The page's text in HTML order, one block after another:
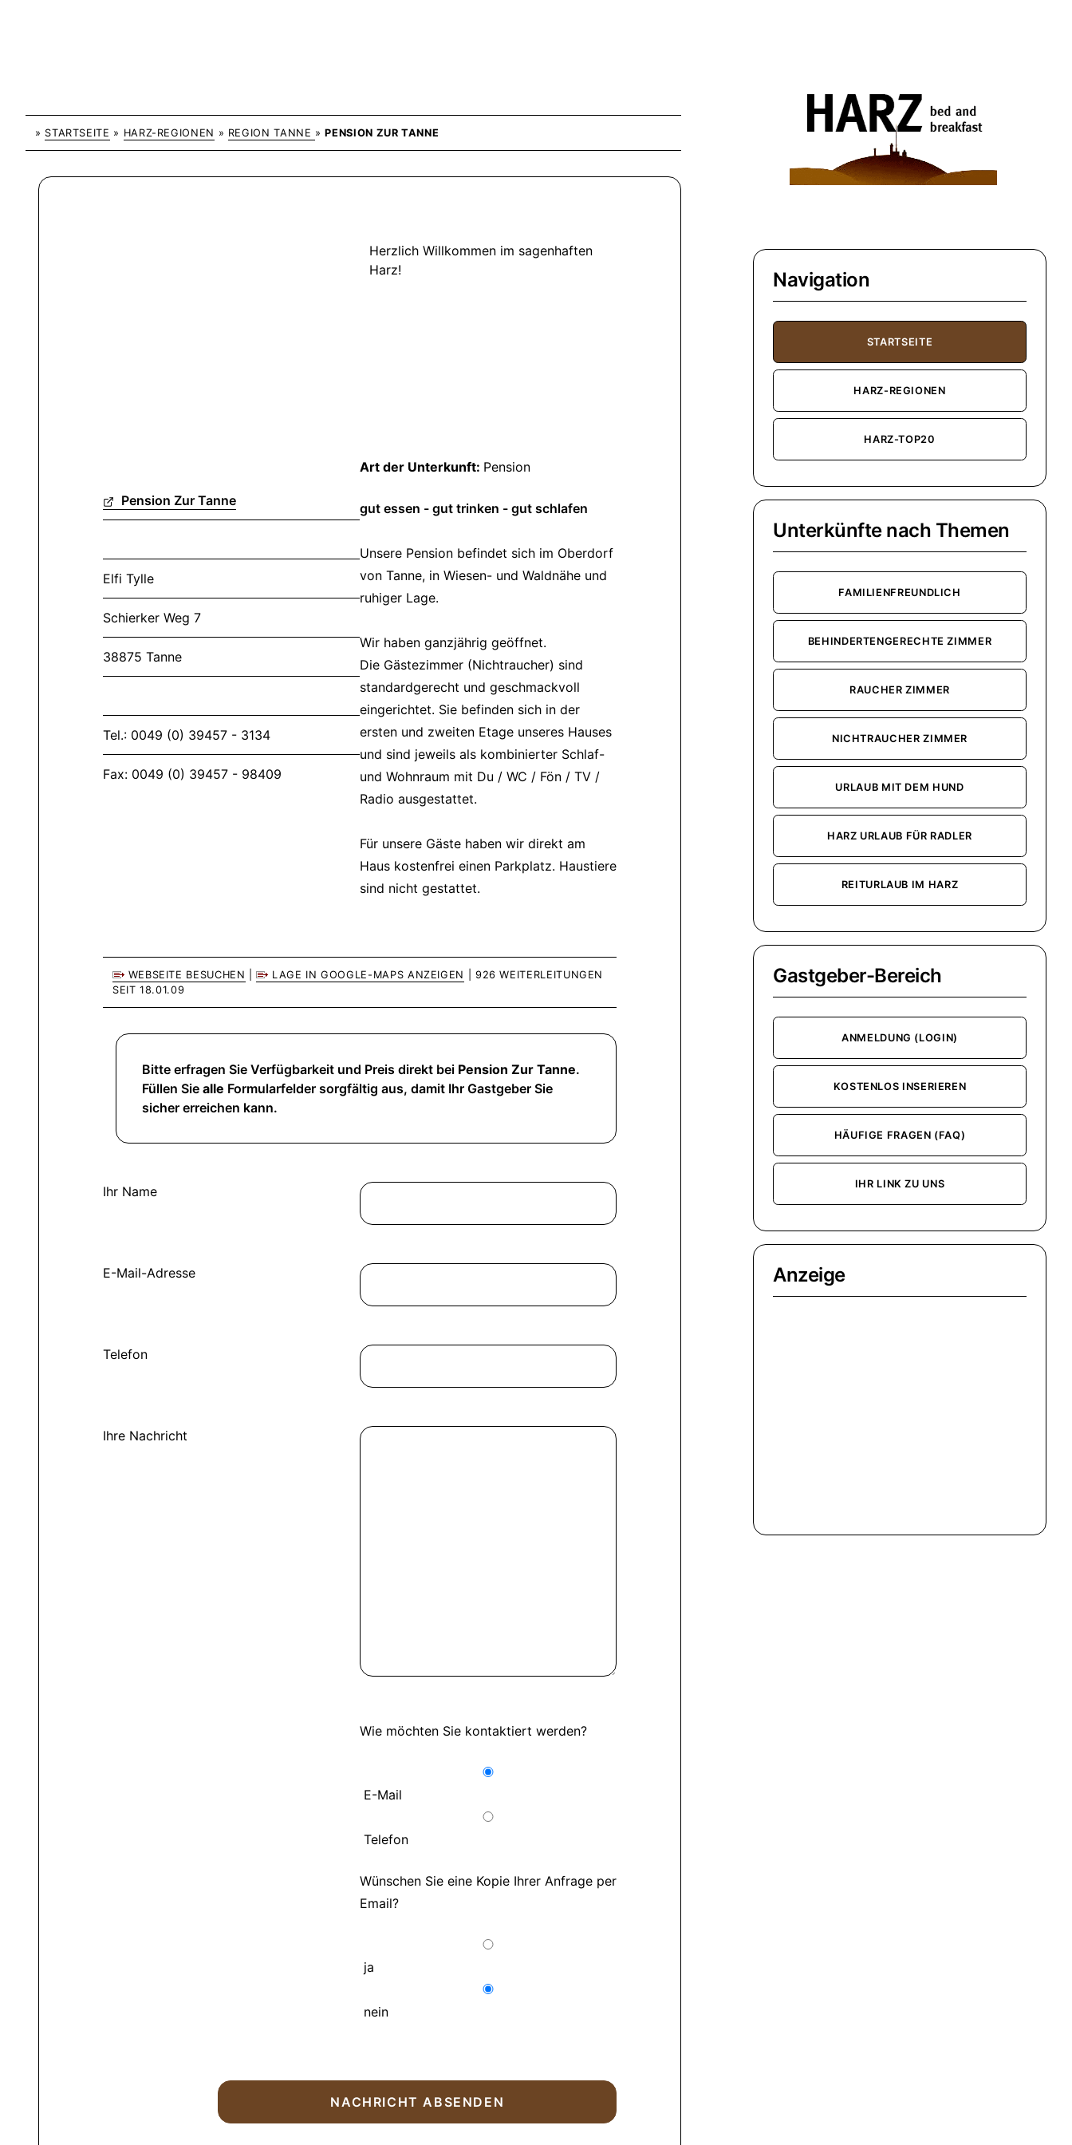
» STARTSEITE » HARZ-REGIONEN » REGION TANNE »PENSION ZUR TANNE
Herzlich Willkommen im sagenhaften
Harz!
Pension Zur Tanne
Elfi Tylle
Schierker Weg 7
38875 Tanne
Tel.: 0049 (0) 39457 - 3134
Fax: 0049 (0) 39457 - 98409
Art der Unterkunft: Pension
gut essen - gut trinken - gut schlafen
Unsere Pension befindet sich im Oberdorf
von Tanne, in Wiesen- und Waldnähe und
ruhiger Lage.
Wir haben ganzjährig geöffnet.
Die Gästezimmer (Nichtraucher) sind
standardgerecht und geschmackvoll
eingerichtet. Sie befinden sich in der
ersten und zweiten Etage unseres Hauses
und sind jeweils als kombinierter Schlaf-
und Wohnraum mit Du / WC / Fön / TV /
Radio ausgestattet.
Für unsere Gäste haben wir direkt am
Haus kostenfrei einen Parkplatz. Haustiere
sind nicht gestattet.
WEBSEITE BESUCHEN | LAGE IN GOOGLE-MAPS ANZEIGEN
| 926 WEITERLEITUNGEN
SEIT 18.01.09
Bitte erfragen Sie Verfügbarkeit und Preis direkt bei Pension Zur Tanne.
Füllen Sie alle Formularfelder sorgfältig aus, damit Ihr Gastgeber Sie
sicher erreichen kann.
Ihr Name
E-Mail-Adresse
Telefon
Ihre Nachricht
Wie möchten Sie kontaktiert werden?
E-Mail
Telefon
Wünschen Sie eine Kopie Ihrer Anfrage per
Email?
ja
nein
Navigation
STARTSEITE
HARZ-REGIONEN
HARZ-TOP20
Unterkünfte nach Themen
FAMILIENFREUNDLICH
BEHINDERTENGERECHTE ZIMMER
RAUCHER ZIMMER
NICHTRAUCHER ZIMMER
URLAUB MIT DEM HUND
HARZ URLAUB FÜR RADLER
REITURLAUB IM HARZ
Gastgeber-Bereich
ANMELDUNG (LOGIN)
KOSTENLOS INSERIEREN
HÄUFIGE FRAGEN (FAQ)
IHR LINK ZU UNS
Anzeige